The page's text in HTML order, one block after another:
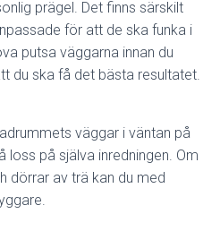
prägel. Det finns särskilt
för att de ska funka i
putsa väggarna innan du
du ska få det bästa resultatet.
väggar i väntan på
loss på själva inredningen. Om
dörrar av trä kan du med